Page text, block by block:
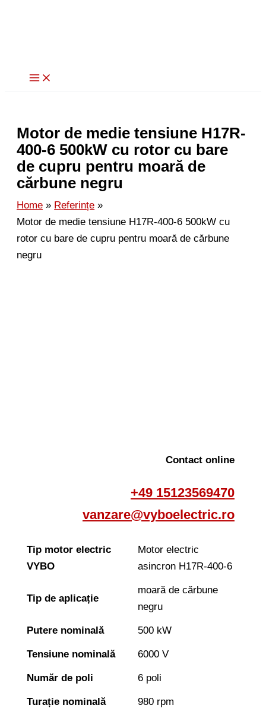
Motor de medie tensiune H17R-
400-6 500kW cu rotor cu bare
de cupru pentru moară de
cărbune negru
Home
Referințe
Motor de medie tensiune H17R-400-6 500kW cu
rotor cu bare de cupru pentru moară de cărbune
negru
Contact online
+49 15123569470
vanzare@vyboelectric.ro
Tip motor electric
VYBO
Motor electric
asincron H17R-400-6
Tip de aplicație
moară de cărbune
negru
Putere nominală 500 kW
Tensiune nominală 6000 V
Număr de poli 6 poli
Turație nominală 980 rpm